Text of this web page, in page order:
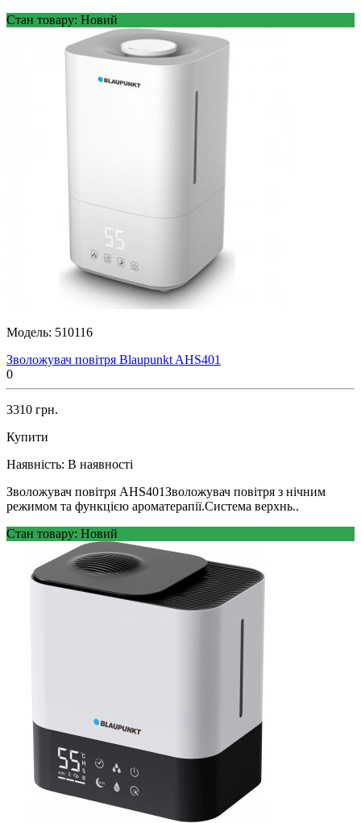
Стан товару: Новий
Модель: 510116
Зволожувач повітря Blaupunkt AHS401
0
3310 грн.
Купити
Наявність: В наявності
Зволожувач повітря AHS401Зволожувач повітря з нічним
режимом та функцією ароматерапії.Система верхнь..
Стан товару: Новий